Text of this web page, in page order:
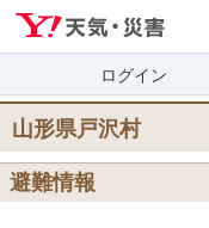
ログイン
山形県戸沢村
避難情報